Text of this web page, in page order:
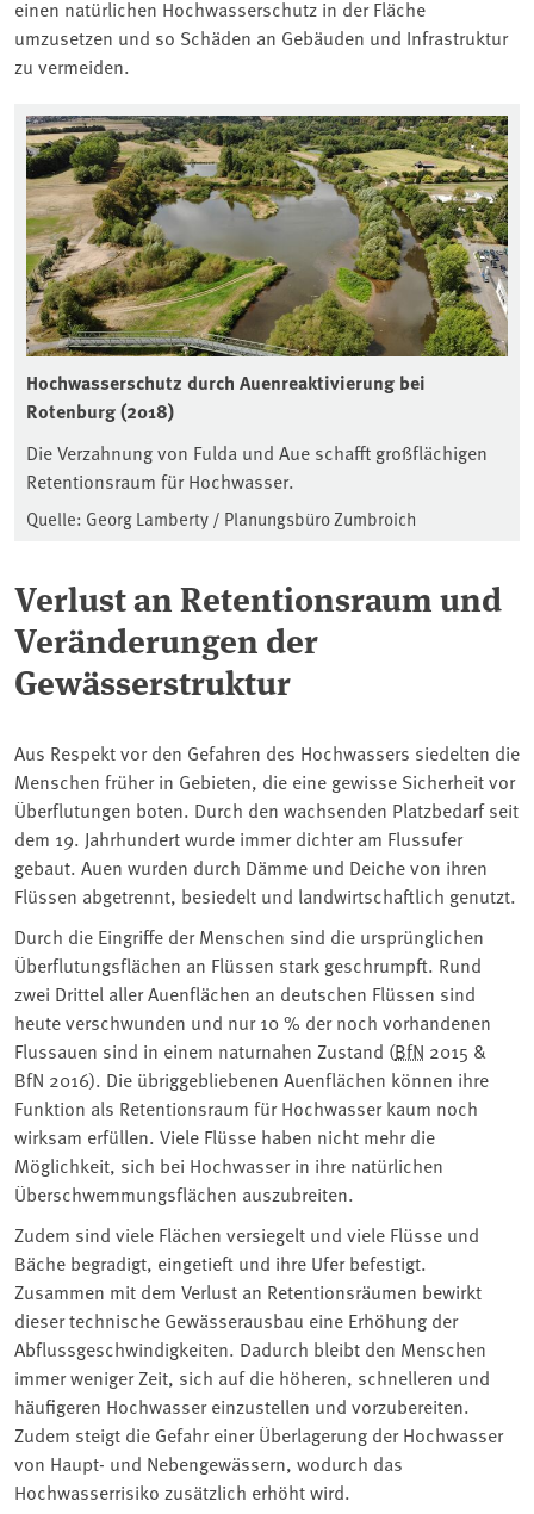
einen natürlichen Hochwasserschutz in der Fläche
umzusetzen und so Schäden an Gebäuden und Infrastruktur
zu vermeiden.
Hochwasserschutz durch Auenreaktivierung bei
Rotenburg (2018)
Die Verzahnung von Fulda und Aue schafft großflächigen
Retentionsraum für Hochwasser.
Quelle: Georg Lamberty / Planungsbüro Zumbroich
Verlust an Retentionsraum und
Veränderungen der
Gewässerstruktur
Aus Respekt vor den Gefahren des Hochwassers siedelten die
Menschen früher in Gebieten, die eine gewisse Sicherheit vor
Überflutungen boten. Durch den wachsenden Platzbedarf seit
dem 19. Jahrhundert wurde immer dichter am Flussufer
gebaut. Auen wurden durch Dämme und Deiche von ihren
Flüssen abgetrennt, besiedelt und landwirtschaftlich genutzt.
Durch die Eingriffe der Menschen sind die ursprünglichen
Überflutungsflächen an Flüssen stark geschrumpft. Rund
zwei Drittel aller Auenflächen an deutschen Flüssen sind
heute verschwunden und nur 10 % der noch vorhandenen
Flussauen sind in einem naturnahen Zustand (BfN 2015 &
BfN 2016). Die übriggebliebenen Auenflächen können ihre
Funktion als Retentionsraum für Hochwasser kaum noch
wirksam erfüllen. Viele Flüsse haben nicht mehr die
Möglichkeit, sich bei Hochwasser in ihre natürlichen
Überschwemmungsflächen auszubreiten.
Zudem sind viele Flächen versiegelt und viele Flüsse und
Bäche begradigt, eingetieft und ihre Ufer befestigt.
Zusammen mit dem Verlust an Retentionsräumen bewirkt
dieser technische Gewässerausbau eine Erhöhung der
Abflussgeschwindigkeiten. Dadurch bleibt den Menschen
immer weniger Zeit, sich auf die höheren, schnelleren und
häufigeren Hochwasser einzustellen und vorzubereiten.
Zudem steigt die Gefahr einer Überlagerung der Hochwasser
von Haupt- und Nebengewässern, wodurch das
Hochwasserrisiko zusätzlich erhöht wird.